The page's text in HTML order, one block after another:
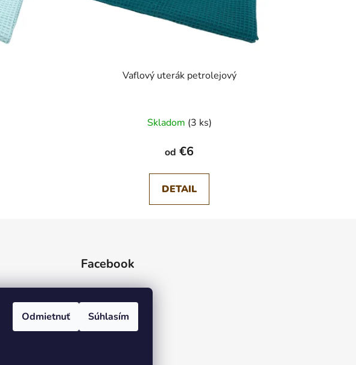
Odmietnuť Súhlasím
Vaflový uterák petrolejový
Skladom (3 ks)
od €6
DETAIL
Facebook